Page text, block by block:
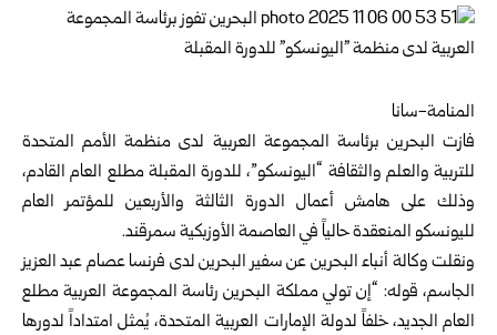
المنامة-سانا
فازت البحرين برئاسة المجموعة العربية لدى منظمة الأمم المتحدة
للتربية والعلم والثقافة “اليونسكو”، للدورة المقبلة مطلع العام القادم،
وذلك على هامش أعمال الدورة الثالثة والأربعين للمؤتمر العام
لليونسكو المنعقدة حالياً في العاصمة الأوزبكية سمرقند.
ونقلت وكالة أنباء البحرين عن سفير البحرين لدى فرنسا عصام عبد العزيز
الجاسم، قوله: “إن تولي مملكة البحرين رئاسة المجموعة العربية مطلع
العام الجديد، خلفاً لدولة الإمارات العربية المتحدة، يُمثل امتداداً لدورها